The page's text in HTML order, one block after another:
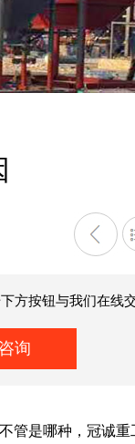
方按钮与我们在线
询
管是哪种，冠诚重